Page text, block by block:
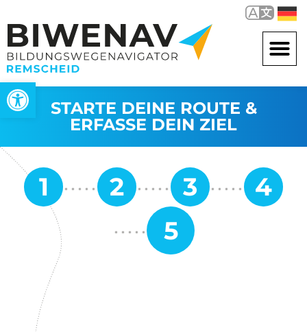
Werkzeugleiste öffnen
STARTE DEINE ROUTE &
ERFASSE DEIN ZIEL